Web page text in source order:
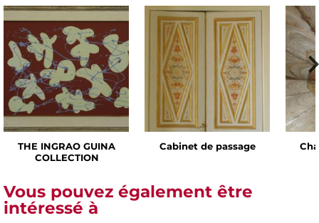
THE INGRAO GUINA
COLLECTION
Cabinet de passage
Vous pouvez également être
intéressé à